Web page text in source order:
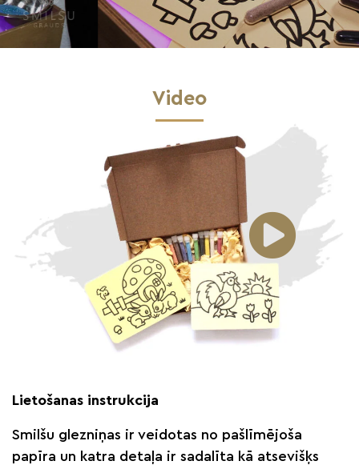
Video
Lietošanas instrukcija
Smilšu glezniņas ir veidotas no pašlīmējoša
papīra un katra detaļa ir sadalīta kā atsevišķs